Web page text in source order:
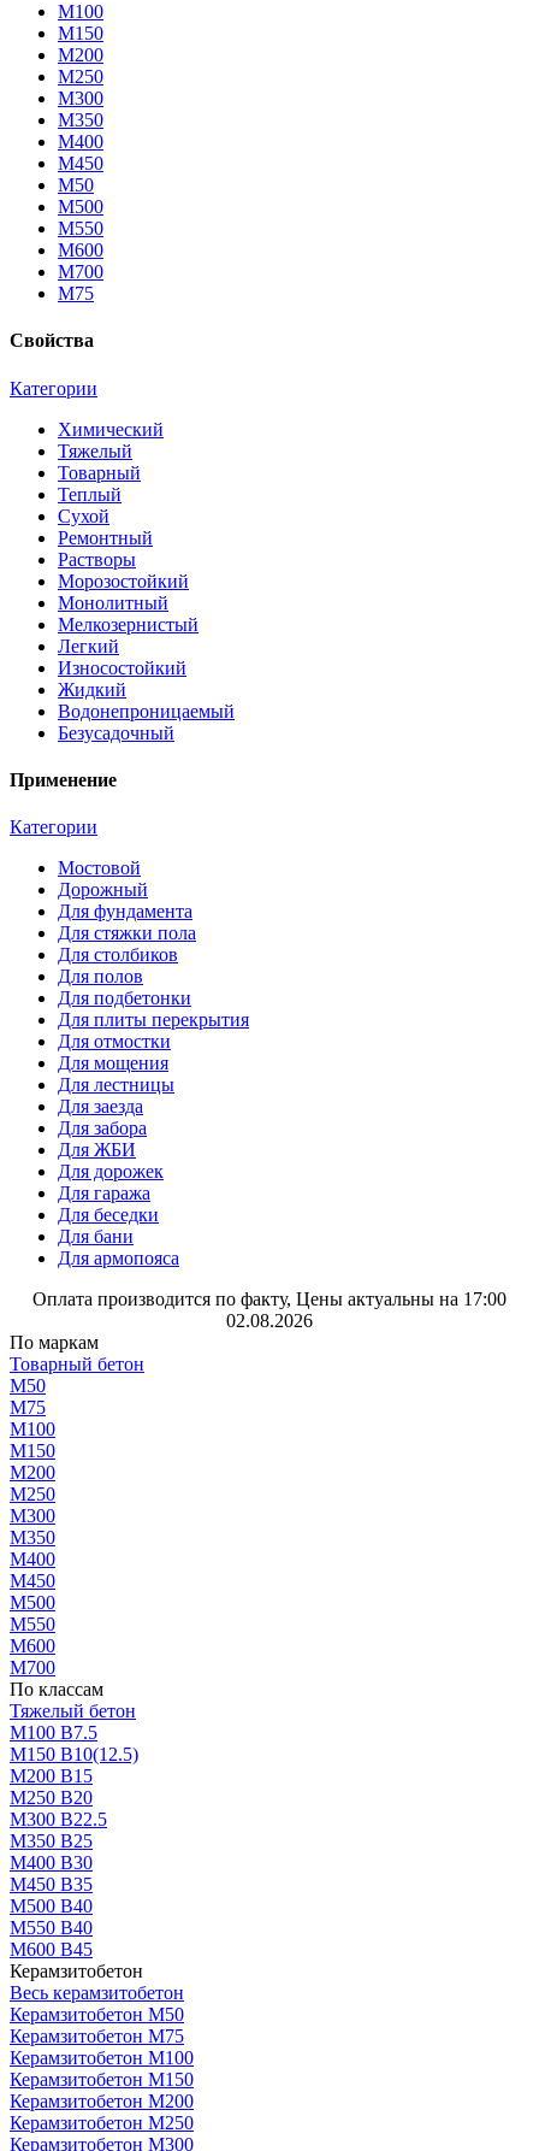
М100
М150
М200
М250
М300
М350
М400
М450
М50
М500
М550
М600
М700
М75
Свойства
Категории
Химический
Тяжелый
Товарный
Теплый
Сухой
Ремонтный
Растворы
Морозостойкий
Монолитный
Мелкозернистый
Легкий
Износостойкий
Жидкий
Водонепроницаемый
Безусадочный
Применение
Категории
Мостовой
Дорожный
Для фундамента
Для стяжки пола
Для столбиков
Для полов
Для подбетонки
Для плиты перекрытия
Для отмостки
Для мощения
Для лестницы
Для заезда
Для забора
Для ЖБИ
Для дорожек
Для гаража
Для беседки
Для бани
Для армопояса
Оплата производится по факту, Цены актуальны на 17:00
02.08.2026
По маркам
Товарный бетон
М50
М75
М100
М150
М200
М250
М300
М350
М400
М450
М500
М550
М600
М700
По классам
Тяжелый бетон
М100 В7.5
М150 В10(12.5)
М200 В15
М250 В20
М300 В22.5
М350 В25
М400 В30
М450 В35
М500 В40
М550 В40
М600 В45
Керамзитобетон
Весь керамзитобетон
Керамзитобетон М50
Керамзитобетон М75
Керамзитобетон М100
Керамзитобетон М150
Керамзитобетон М200
Керамзитобетон М250
Керамзитобетон М300